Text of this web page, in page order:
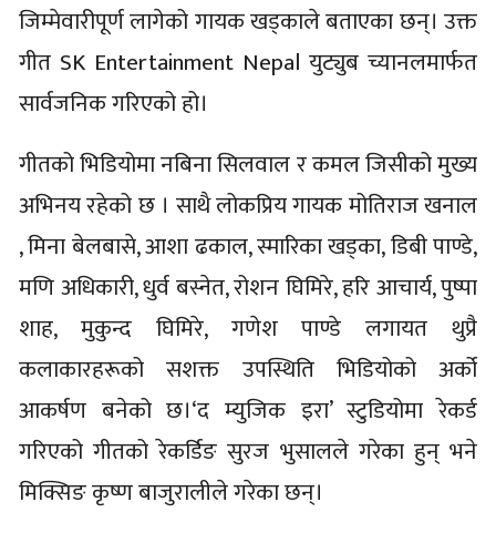
जिम्मेवारीपूर्ण लागेको गायक खड्काले बताएका छन्। उक्त
गीत SK Entertainment Nepal युट्युब च्यानलमार्फत
सार्वजनिक गरिएको हो।
गीतको भिडियोमा नबिना सिलवाल र कमल जिसीको मुख्य
अभिनय रहेको छ । साथै लोकप्रिय गायक मोतिराज खनाल
, मिना बेलबासे, आशा ढकाल, स्मारिका खड्का, डिबी पाण्डे,
मणि अधिकारी, धुर्व बस्नेत, रोशन घिमिरे, हरि आचार्य, पुष्पा
शाह, मुकुन्द घिमिरे, गणेश पाण्डे लगायत थुप्रै
कलाकारहरूको सशक्त उपस्थिति भिडियोको अर्को
आकर्षण बनेको छ।‘द म्युजिक इरा’ स्टुडियोमा रेकर्ड
गरिएको गीतको रेकर्डिङ सुरज भुसालले गरेका हुन् भने
मिक्सिङ कृष्ण बाजुरालीले गरेका छन्।